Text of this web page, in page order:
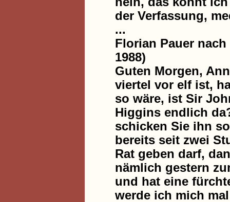
der Verfassung,
...
Florian Pauer
1988)
Guten Morgen,
viertel vor elf ist,
so wäre, ist Sir
Higgins endlich
schicken Sie ihn
bereits seit zwei
Rat geben darf,
nämlich gestern
und hat eine
werde ich mich